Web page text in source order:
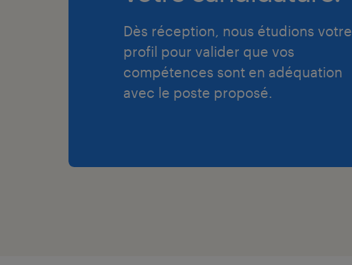
Dès réception, nous étudions votre
profil pour valider que vos
compétences sont en adéquation
avec le poste proposé.